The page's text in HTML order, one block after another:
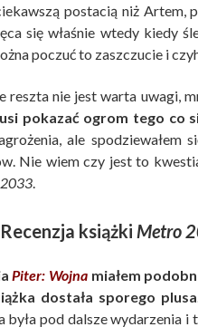
postacią niż Artem,
się właśnie wtedy kiedy
poczuć to zaszczucie i
reszta nie jest warta uwagi,
pokazać ogrom tego co
ale spodziewałem
Nie wiem czy jest to
Recenzja książki Metro
Piter: Wojna miałem
dostała sporego plusa
była pod dalsze wydarzenia